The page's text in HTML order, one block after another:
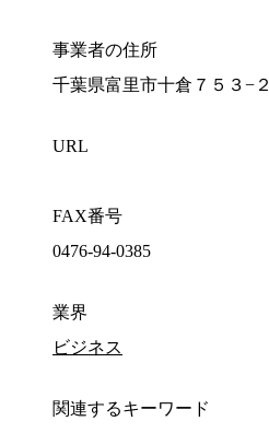
事業者の住所
千葉県富里市十倉７５３−２
URL
FAX番号
0476-94-0385
業界
ビジネス
関連するキーワード